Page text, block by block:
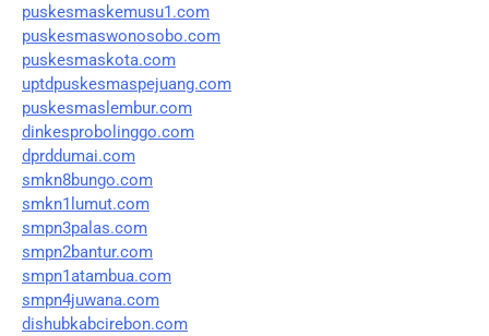
puskesmaskemusu1.com
puskesmaswonosobo.com
puskesmaskota.com
uptdpuskesmaspejuang.com
puskesmaslembur.com
dinkesprobolinggo.com
dprddumai.com
smkn8bungo.com
smkn1lumut.com
smpn3palas.com
smpn2bantur.com
smpn1atambua.com
smpn4juwana.com
dishubkabcirebon.com